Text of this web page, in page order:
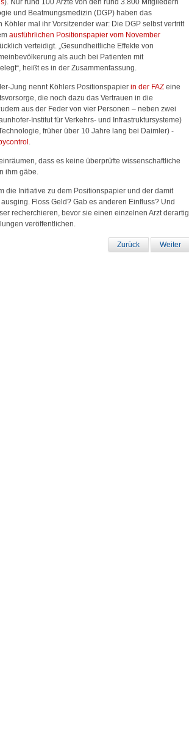
und Beatmungsmedizin (DGP) haben das
mal ihr Vorsitzender war: Die DGP selbst vertritt
ausführlichen Positionspapier vom November
verteidigt. „Gesundheitliche Effekte von
als auch bei Patienten mit
heißt es in der Zusammenfassung.
Jung nennt Köhlers Positionspapierin der FAZ eine
die noch dazu das Vertrauen in die
aus der Feder von vier Personen – neben zwei
Institut für Verkehrs- und Infrastruktursysteme)
früher über 10 Jahre lang bei Daimler) -
.
dass es keine überprüfte wissenschaftliche
ihm gäbe.
die Initiative zu dem Positionspapier und der damit
Floss Geld? Gab es anderen Einfluss? Und
recherchieren, bevor sie einen einzelnen Arzt derartig
veröffentlichen.
Zurück Weiter